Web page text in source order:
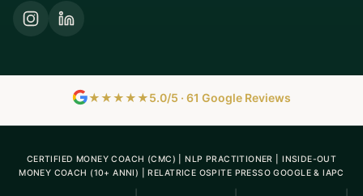
★★★★★5.0/5 · 61 Google Reviews
CERTIFIED MONEY COACH (CMC) | NLP PRACTITIONER | INSIDE-OUT
MONEY COACH (10+ ANNI) | RELATRICE OSPITE PRESSO GOOGLE & IAPC